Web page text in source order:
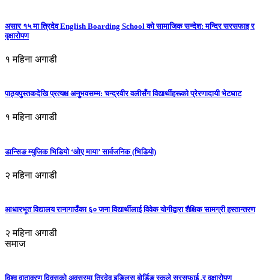
असार १५ मा त्रिदेव English Boarding School को सामाजिक सन्देश: मन्दिर सरसफाइ र
वृक्षारोपण
१ महिना अगाडी
पाठ्यपुस्तकदेखि प्रत्यक्ष अनुभवसम्म: चन्द्रवीर वलीसँग विद्यार्थीहरूको प्रेरणादायी भेटघाट
१ महिना अगाडी
डान्सिङ म्युजिक भिडियो ‘ओए माया’ सार्वजनिक (भिडियो)
२ महिना अगाडी
आधारभूत विद्यालय रानागाउँका ६० जना विद्यार्थीलाई विवेक योगीद्वारा शैक्षिक सामग्री हस्तान्तरण
२ महिना अगाडी
समाज
विश्व वातावरण दिवसको अवसरमा त्रिदेव इङ्लिस बोर्डिङ स्कुले सरसफाई ,र वृक्षारोपण